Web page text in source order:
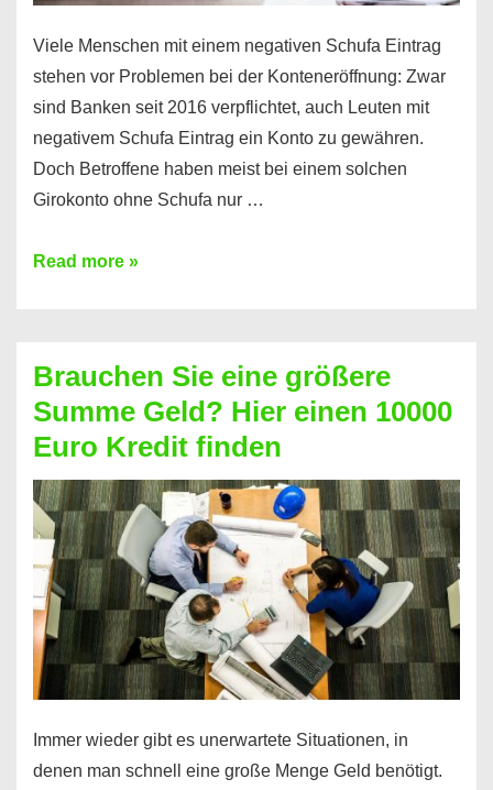
Viele Menschen mit einem negativen Schufa Eintrag
stehen vor Problemen bei der Konteneröffnung: Zwar
sind Banken seit 2016 verpflichtet, auch Leuten mit
negativem Schufa Eintrag ein Konto zu gewähren.
Doch Betroffene haben meist bei einem solchen
Girokonto ohne Schufa nur …
Günstiges
Geht
das
überhaupt?
Na
klar!
Read more »
Brauchen Sie eine größere
Summe Geld? Hier einen 10000
Euro Kredit finden
Immer wieder gibt es unerwartete Situationen, in
denen man schnell eine große Menge Geld benötigt.